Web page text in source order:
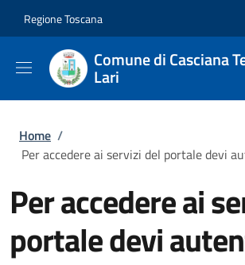
Regione Toscana
Comune di Casciana
Lari
Briciole di pane
Home /
Per accedere ai servizi del portale devi
Per accedere ai
portale devi